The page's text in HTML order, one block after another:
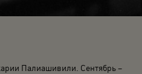
Палиашивили. Сентябрь –